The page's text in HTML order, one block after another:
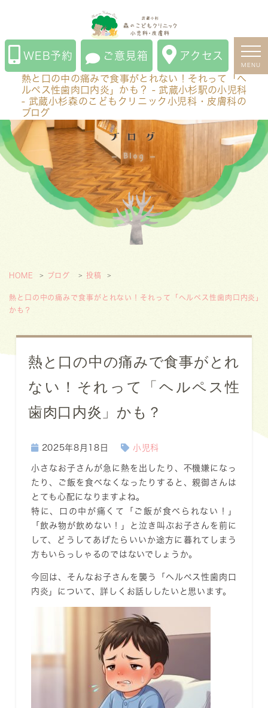
熱と口の中の痛みで食事がとれない！それって「ヘルペ
ス性歯肉口内炎」かも？ - 武蔵小杉駅の小児科 - 武蔵小
杉森のこどもクリニック小児科・皮膚科のブログ
WEB予約 ご意見箱 アクセス
MENU
熱と口の中の痛みで食事がとれない！それって「ヘ
ルペス性歯肉口内炎」かも？ - 武蔵小杉駅の小児科
- 武蔵小杉森のこどもクリニック小児科・皮膚科の
ブログ
ブログ
Blog
HOME ブログ 投稿
熱と口の中の痛みで食事がとれない！それって「ヘルペス性歯肉口内炎」
かも？
熱と口の中の痛みで食事がとれ
ない！それって「ヘルペス性
歯肉口内炎」かも？
2025年8月18日 小児科
小さなお子さんが急に熱を出したり、不機嫌になっ
たり、ご飯を食べなくなったりすると、親御さんは
とても心配になりますよね。
特に、口の中が痛くて「ご飯が食べられない！」
「飲み物が飲めない！」と泣き叫ぶお子さんを前に
して、どうしてあげたらいいか途方に暮れてしまう
方もいらっしゃるのではないでしょうか。
今回は、そんなお子さんを襲う「 ヘルペス性歯肉口
内炎 」について、詳しくお話ししたいと思います。